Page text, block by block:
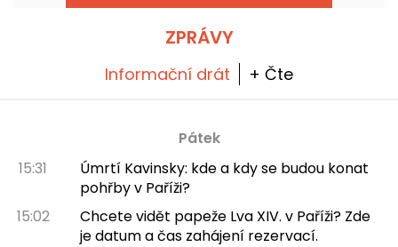
ZPRÁVY
Informační drát + Čte
Pátek
15:31
Úmrtí Kavinsky: kde a kdy se budou konat
pohřby v Paříži?
15:02
Chcete vidět papeže Lva XIV. v Paříži? Zde
je datum a čas zahájení rezervací.